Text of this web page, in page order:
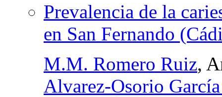
Prevalencia de la
en San Fernando
M.M. Romero Ruiz,
Alvarez-Osorio